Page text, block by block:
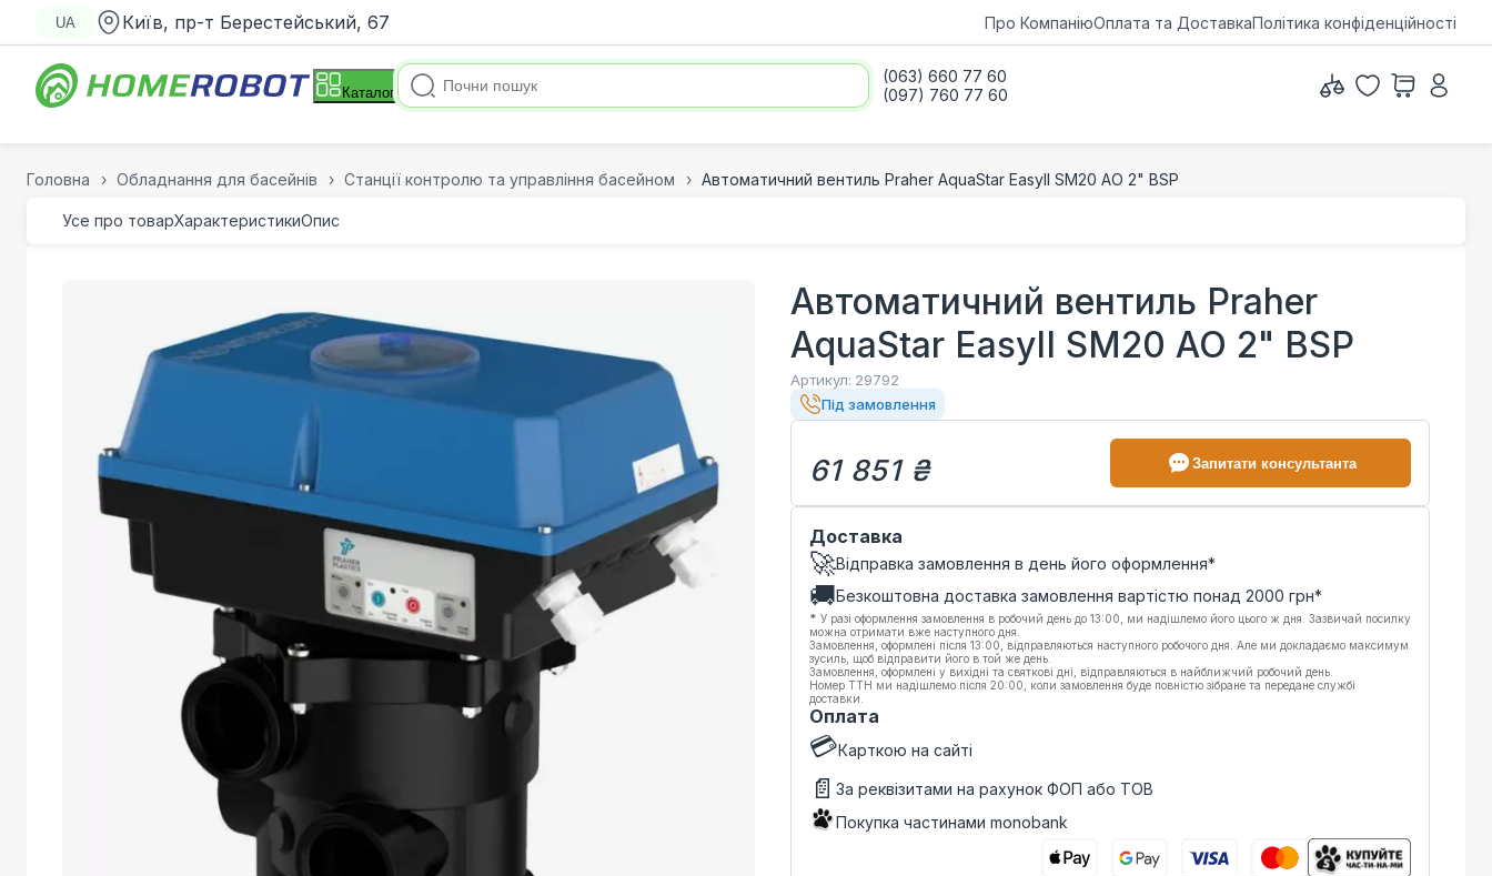
UA Київ, пр-т Берестейський, 67 Про КомпаніюОплата та ДоставкаПолітика конфіденційності
Каталог
(063) 660 77 60
(097) 760 77 60
Головна Обладнання для басейнів Станції контролю та управління басейном Автоматичний вентиль Praher AquaStar EasyII SM20 AO 2" BSP
Усе про товарХарактеристикиОпис
Автоматичний вентиль Praher
AquaStar EasyII SM20 AO 2" BSP
Артикул: 29792
Під замовлення
61 851 ₴ Запитати консультанта
Доставка
🚀Відправка замовлення в день його оформлення*
🚚Безкоштовна доставка замовлення вартістю понад 2000 грн*
* У разі оформлення замовлення в робочий день до 13:00, ми надішлемо його цього ж дня. Зазвичай посилку
можна отримати вже наступного дня.
Замовлення, оформлені після 13:00, відправляються наступного робочого дня. Але ми докладаємо максимум
зусиль, щоб відправити його в той же день.
Замовлення, оформлені у вихідні та святкові дні, відправляються в найближчий робочий день.
Номер ТТН ми надішлемо після 20:00, коли замовлення буде повністю зібране та передане службі
доставки.
Оплата
💳Карткою на сайті
📄 За реквізитами на рахунок ФОП або ТОВ
Покупка частинами monobank